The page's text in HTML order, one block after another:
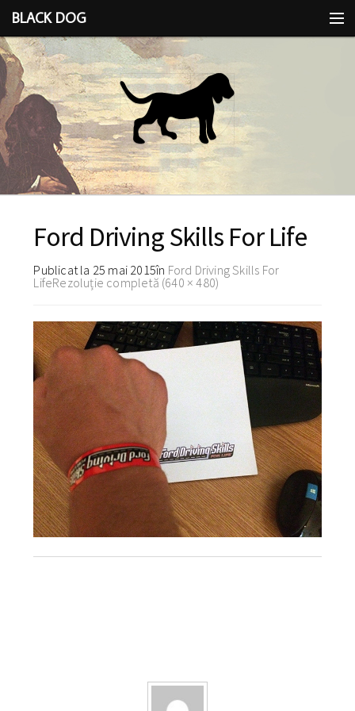
BLACK DOG
IDEEA
CU LIMBA SCOASĂ
Ford Driving Skills For Life
Publicat la 25 mai 2015în Ford Driving Skills For
LifeRezoluție completă (640 × 480)